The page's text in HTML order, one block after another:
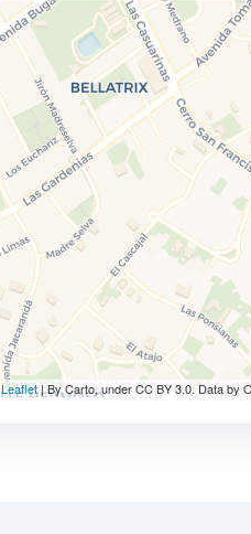
Leaflet| By Carto, under CC BY 3.0. Data by